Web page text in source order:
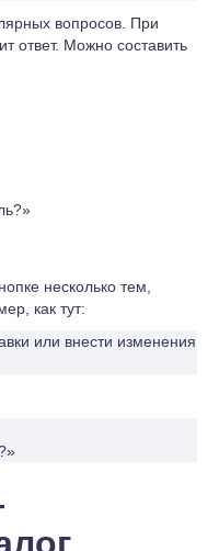
вопросов. При
ответ. Можно составить
несколько тем,
как тут:
или внести изменения